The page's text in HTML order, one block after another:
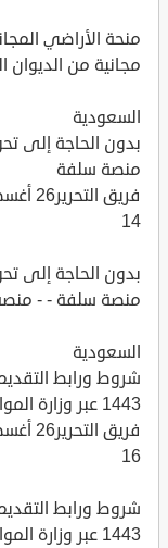
مجانية من
السعودية
بدون الحاجة إلى
منصة سلفة
فريق التحرير26 أغسطس، 2021
14
بدون الحاجة إلى
منصة سلفة - -
السعودية
شروط ورابط
1443 عبر وزارة الموارد البشرية
فريق التحرير26 أغسطس، 2021
16
شروط ورابط
1443 عبر وزارة الموارد البشرية - - ...